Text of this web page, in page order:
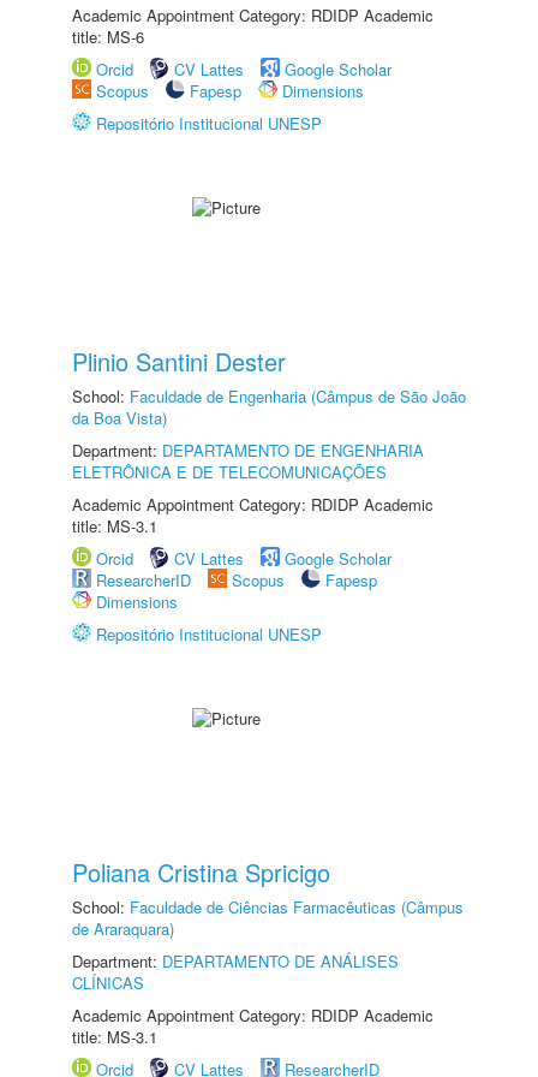
Academic Appointment Category: RDIDP Academic
title: MS-6
Orcid
CV Lattes
Google Scholar
Scopus
Fapesp
Dimensions
Repositório Institucional UNESP
Plinio Santini Dester
School: Faculdade de Engenharia (Câmpus de São João
da Boa Vista)
Department: DEPARTAMENTO DE ENGENHARIA
ELETRÔNICA E DE TELECOMUNICAÇÕES
Academic Appointment Category: RDIDP Academic
title: MS-3.1
Orcid
CV Lattes
Google Scholar
ResearcherID
Scopus
Fapesp
Dimensions
Repositório Institucional UNESP
Poliana Cristina Spricigo
School: Faculdade de Ciências Farmacêuticas (Câmpus
de Araraquara)
Department: DEPARTAMENTO DE ANÁLISES
CLÍNICAS
Academic Appointment Category: RDIDP Academic
title: MS-3.1
Orcid
CV Lattes ResearcherID